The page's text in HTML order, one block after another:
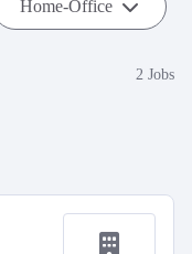
Home-Office
2 Jobs